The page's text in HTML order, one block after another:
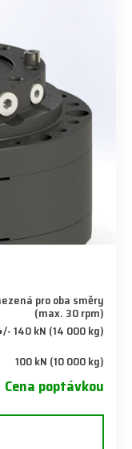
pro oba směry
(max. 30 rpm)
140 kN (14 000 kg)
100 kN (10 000 kg)
Cena poptávkou